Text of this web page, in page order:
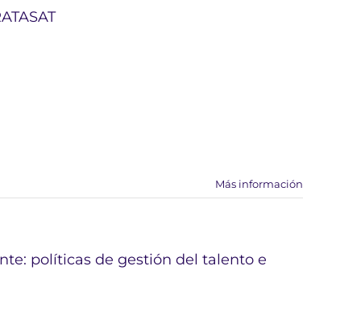
Más información
políticas de gestión del talento e